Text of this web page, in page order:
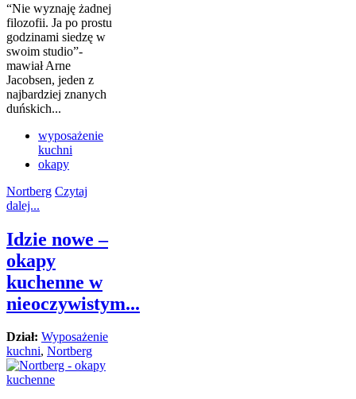
“Nie wyznaję żadnej
filozofii. Ja po prostu
godzinami siedzę w
swoim studio”-
mawiał Arne
Jacobsen, jeden z
najbardziej znanych
duńskich...
wyposażenie
kuchni
okapy
Nortberg Czytaj
dalej...
Idzie nowe –
okapy
kuchenne w
nieoczywistym...
Dział: Wyposażenie
kuchni, Nortberg